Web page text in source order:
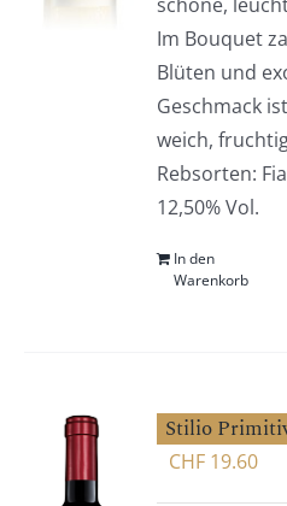
Im Bouquet
Blüten und
Geschmack
weich,
Rebsorten:
12,50% Vol.
In den
Warenkorb
Stilio
CHF 19.60